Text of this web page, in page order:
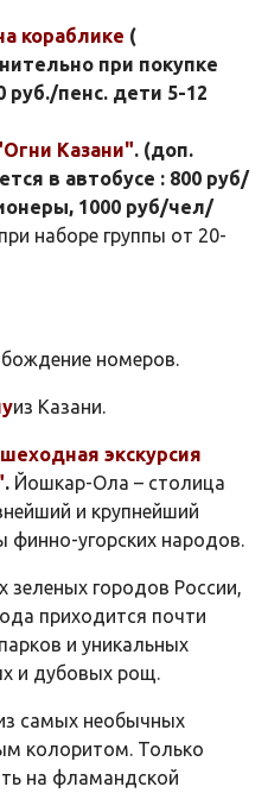
кораблике (
при покупке
руб./пенс. дети 5-12
Казани". (доп.
в автобусе : 800 руб/
1000 руб/чел/
наборе группы от 20-
номеров.
из Казани.
экскурсия
. Йошкар-Ола – столица
и крупнейший
финно-угорских народов.
городов России,
приходится почти
и уникальных
и дубовых рощ.
самых необычных
колоритом. Только
на фламандской